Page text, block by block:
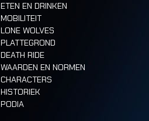
ETEN EN DRINKEN
MOBILITEIT
LONE WOLVES
PLATTEGROND
DEATH RIDE
WAARDEN EN NORMEN
CHARACTERS
HISTORIEK
PODIA